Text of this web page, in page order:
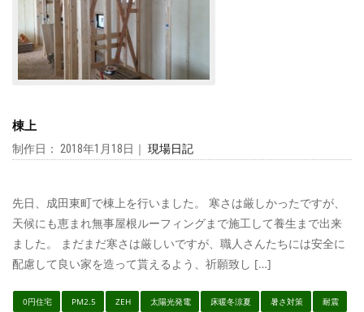
棟上
制作日： 2018年1月18日｜ 現場日記
先日、成田東町で棟上を行いました。 寒さは厳しかったですが、
天候にも恵まれ無事屋根ルーフィングまで施工して養生まで出来
ました。 まだまだ寒さは厳しいですが、職人さんたちには安全に
配慮して良い家を造って貰えるよう、祈願致し […]
0円住宅 PM2.5 ZEH 太陽光発電 床暖冬涼夏 暑さ対策 耐震